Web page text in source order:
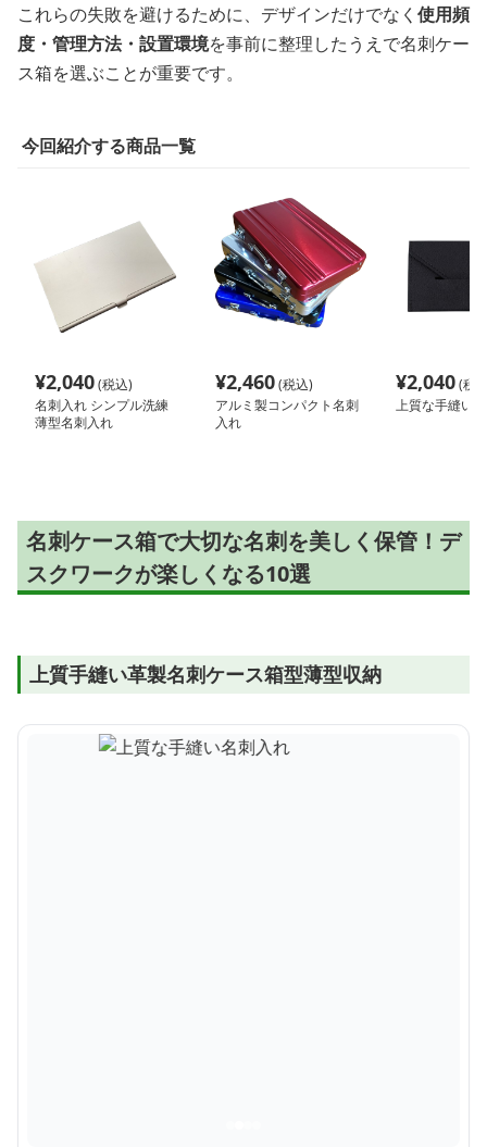
これらの失敗を避けるために、デザインだけでなく 使用頻
度・管理方法・設置環境を事前に整理したうえで名刺ケー
ス箱を選ぶことが重要です。
今回紹介する商品一覧
¥2,040(税込)
名刺入れ シンプル洗練
薄型名刺入れ
¥2,460(税込)
アルミ製コンパクト名刺
入れ
¥2,040(税
上質な手縫い
名刺ケース箱で大切な名刺を美しく保管！デ
スクワークが楽しくなる10選
上質手縫い革製名刺ケース箱型薄型収納